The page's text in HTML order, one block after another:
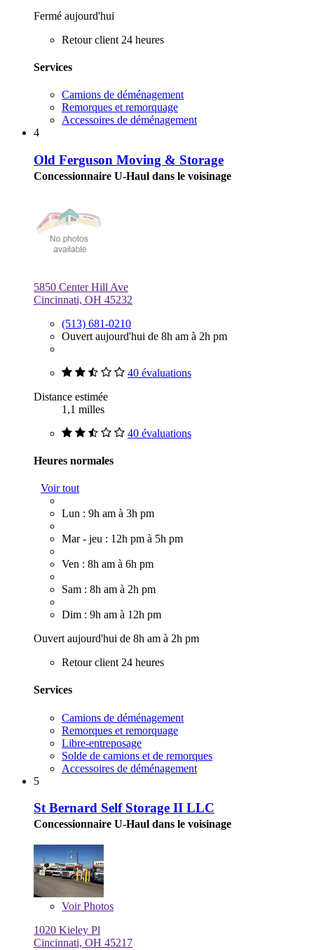
Fermé aujourd'hui
Retour client 24 heures
Services
Camions de déménagement
Remorques et remorquage
Accessoires de déménagement
4
Old Ferguson Moving & Storage
Concessionnaire U-Haul dans le voisinage
5850 Center Hill Ave
Cincinnati, OH 45232
(513) 681-0210
Ouvert aujourd'hui de 8h am à 2h pm
40 évaluations
Distance estimée
1,1 milles
40 évaluations
Heures normales
Voir tout
Lun : 9h am à 3h pm
Mar - jeu : 12h pm à 5h pm
Ven : 8h am à 6h pm
Sam : 8h am à 2h pm
Dim : 9h am à 12h pm
Ouvert aujourd'hui de 8h am à 2h pm
Retour client 24 heures
Services
Camions de déménagement
Remorques et remorquage
Libre-entreposage
Solde de camions et de remorques
Accessoires de déménagement
5
St Bernard Self Storage II LLC
Concessionnaire U-Haul dans le voisinage
VoirPhotos
1020 Kieley Pl
Cincinnati, OH 45217